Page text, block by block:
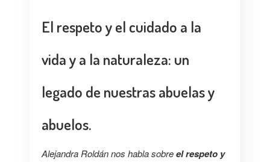
COLABORADORESEl respeto y el cuidado a la
vida y a la naturaleza: un
legado de nuestras abuelas y
abuelos.
Alejandra Roldán nos habla sobreel respeto y